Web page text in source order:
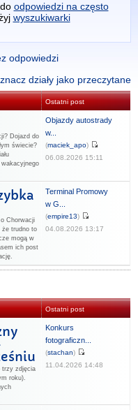
odpowiedzi na często
wyszukiwarki
odpowiedzi
działy jako przeczytane
Ostatni post
Dojazd do
świecie?
Objazdy autostrady
w...
(maciek_apo)
06.08.2026 15:11
Chorwacji
że trudno to
mogą w
ich post
Terminal Promowy
w G...
(empire13)
04.08.2026 13:17
Ostatni post
trzy zdjęcia
roku).
Konkurs
fotograficzn...
(stachan)
11.04.2026 14:48